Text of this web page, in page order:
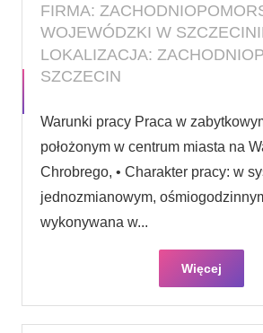
FIRMA:
WOJEWÓDZKI W
LOKALIZACJA:
SZCZECIN
Warunki pracy Praca w
położonym w centrum miasta na
Chrobrego, • Charakter pracy: w
jednozmianowym,
wykonywana w...
Więcej